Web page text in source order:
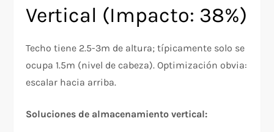
Vertical (Impacto: 38%)
Techo tiene 2.5-3m de altura; típicamente solo se
ocupa 1.5m (nivel de cabeza). Optimización obvia:
escalar hacia arriba.
Soluciones de almacenamiento vertical: